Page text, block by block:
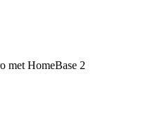
met HomeBase 2